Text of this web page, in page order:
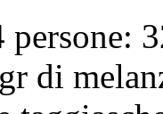
persone:
di